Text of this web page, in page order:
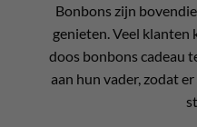
Bonbons zijn
genieten. Veel klanten
doos bonbons cadeau
aan hun vader, zodat